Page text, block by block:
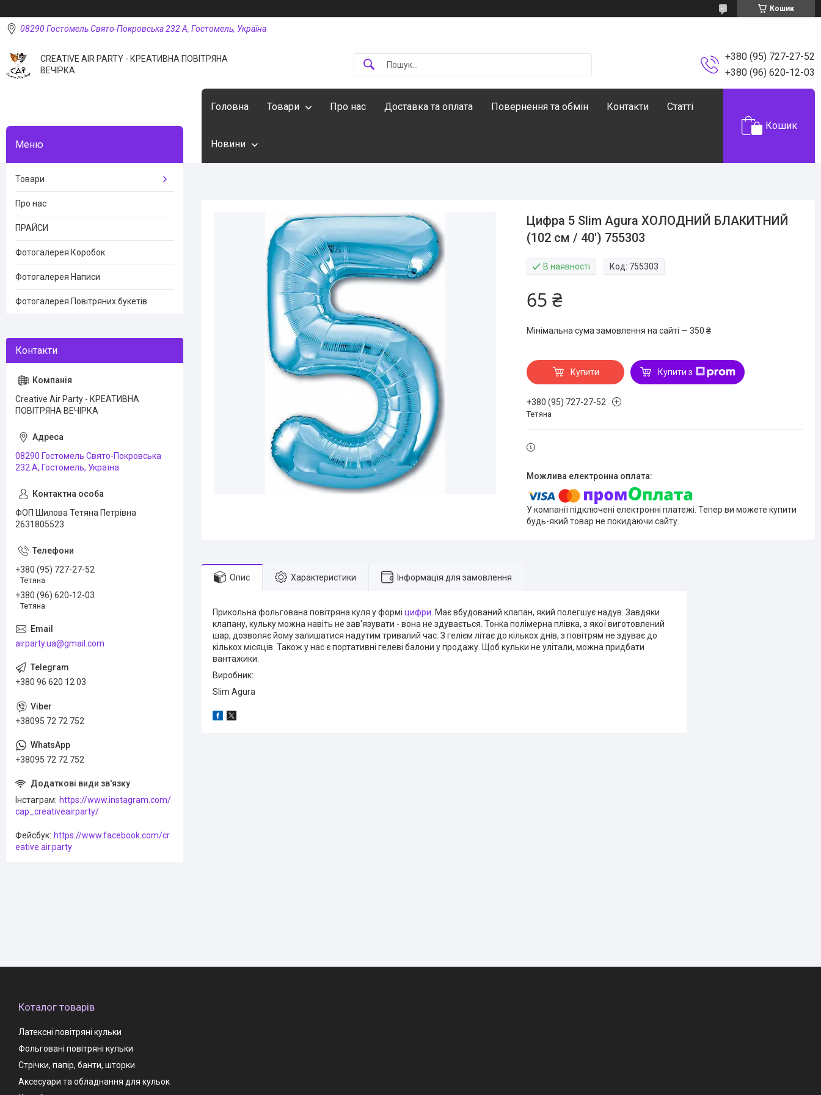
Кошик
08290 Гостомель Свято-Покровська 232 А, Гостомель, Україна
CREATIVE AIR PARTY - КРЕАТИВНА ПОВІТРЯНА
ВЕЧІРКА
+380 (95) 727-27-52
+380 (96) 620-12-03
Головна Товари Про нас Доставка та оплата Повернення та обмін Контакти Статті
Новини
Кошик
Цифра 5 Slim Agura ХОЛОДНИЙ БЛАКИТНИЙ
(102 см / 40') 755303
В наявності Код: 755303
65 ₴
Мінімальна сума замовлення на сайті — 350 ₴
Купити Купити з
+380 (95) 727-27-52
Тетяна
У компанії підключені електронні платежі. Тепер ви можете купити
будь-який товар не покидаючи сайту.
Опис Характеристики Інформація для замовлення
Прикольна фольгована повітряна куля у формі цифри. Має вбудований клапан, який полегшує надув. Завдяки
клапану, кульку можна навіть не зав'язувати - вона не здувається. Тонка полімерна плівка, з якої виготовлений
шар, дозволяє йому залишатися надутим тривалий час. З гелієм літає до кількох днів, з повітрям не здуває до
кількох місяців. Також у нас є портативні гелеві балони у продажу. Щоб кульки не улітали, можна придбати
вантажики.
Виробник:
Slim Agura
Товари
Про нас
ПРАЙСИ
Фотогалерея Коробок
Фотогалерея Написи
Фотогалерея Повітряних букетів
Creative Air Party - КРЕАТИВНА
ПОВІТРЯНА ВЕЧІРКА
08290 Гостомель Свято-Покровська
232 А, Гостомель, Україна
ФОП Шилова Тетяна Петрівна
2631805523
+380 (95) 727-27-52
Тетяна
+380 (96) 620-12-03
Тетяна
airparty.ua@gmail.com
+380 96 620 12 03
+38095 72 72 752
+38095 72 72 752
Інстаграм https://www.instagram.com/
cap_creativeairparty/
Фейсбук https://www.facebook.com/cr
eative.air.party
Коталог товарів
Латексні повітряні кульки
Фольговані повітряні кульки
Стрічки, папір, банти, шторки
Аксесуари та обладнання для кульок